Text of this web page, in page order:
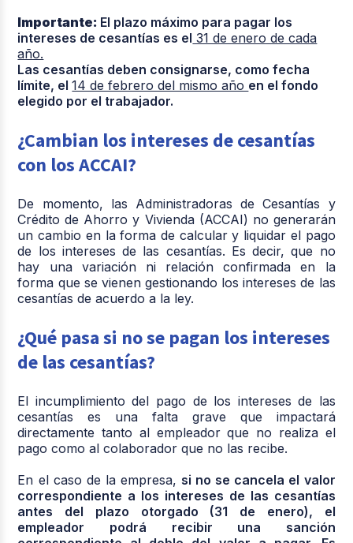
Importante: El plazo máximo para pagar los
intereses de cesantías es el 31 de enero de cada
año.
Las cesantías deben consignarse, como fecha
límite, el14 de febrero del mismo año en el fondo
elegido por el trabajador.
¿Cambian los intereses de cesantías
con los ACCAI?
De momento, las Administradoras de Cesantías y
Crédito de Ahorro y Vivienda (ACCAI) no generarán
un cambio en la forma de calcular y liquidar el pago
de los intereses de las cesantías. Es decir, que no
hay una variación ni relación confirmada en la
forma que se vienen gestionando los intereses de las
cesantías de acuerdo a la ley.
¿Qué pasa si no se pagan los intereses
de las cesantías?
El incumplimiento del pago de los intereses de las
cesantías es una falta grave que impactará
directamente tanto al empleador que no realiza el
pago como al colaborador que no las recibe.
En el caso de la empresa, si no se cancela el valor
correspondiente a los intereses de las cesantías
antes del plazo otorgado (31 de enero), el
empleador podrá recibir una sanción